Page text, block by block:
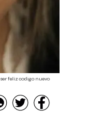
ser feliz codigo nuevo